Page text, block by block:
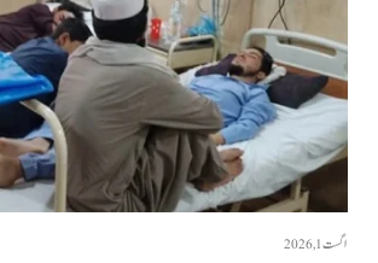
اگست 1, 2026